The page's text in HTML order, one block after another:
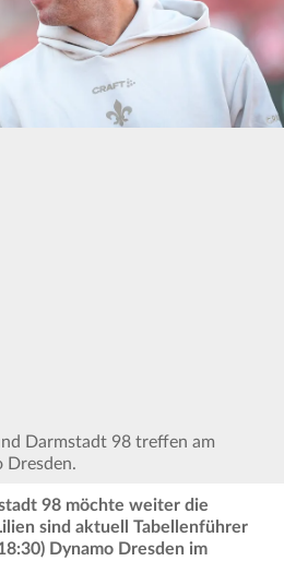
Darmstadt 98 treffen am
Dresden.
98 möchte weiter die
sind aktuell Tabellenführer
Dynamo Dresden im